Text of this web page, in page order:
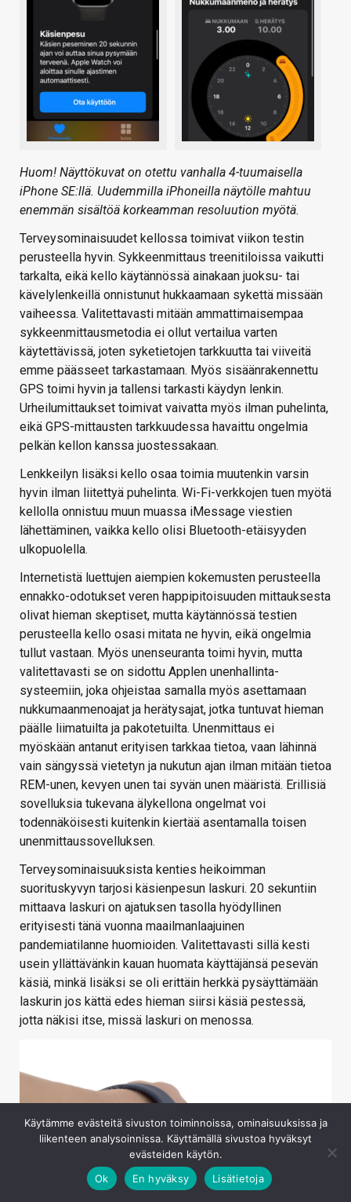
Huom! Näyttökuvat on otettu vanhalla 4-tuumaisella
iPhone SE:llä. Uudemmilla iPhoneilla näytölle mahtuu
enemmän sisältöä korkeamman resoluution myötä.
Terveysominaisuudet kellossa toimivat viikon testin
perusteella hyvin. Sykkeenmittaus treenitiloissa vaikutti
tarkalta, eikä kello käytännössä ainakaan juoksu- tai
kävelylenkeillä onnistunut hukkaamaan sykettä missään
vaiheessa. Valitettavasti mitään ammattimaisempaa
sykkeenmittausmetodia ei ollut vertailua varten
käytettävissä, joten syketietojen tarkkuutta tai viiveitä
emme päässeet tarkastamaan. Myös sisäänrakennettu
GPS toimi hyvin ja tallensi tarkasti käydyn lenkin.
Urheilumittaukset toimivat vaivatta myös ilman puhelinta,
eikä GPS-mittausten tarkkuudessa havaittu ongelmia
pelkän kellon kanssa juostessakaan.
Lenkkeilyn lisäksi kello osaa toimia muutenkin varsin
hyvin ilman liitettyä puhelinta. Wi-Fi-verkkojen tuen myötä
kellolla onnistuu muun muassa iMessage viestien
lähettäminen, vaikka kello olisi Bluetooth-etäisyyden
ulkopuolella.
Internetistä luettujen aiempien kokemusten perusteella
ennakko-odotukset veren happipitoisuuden mittauksesta
olivat hieman skeptiset, mutta käytännössä testien
perusteella kello osasi mitata ne hyvin, eikä ongelmia
tullut vastaan. Myös unenseuranta toimi hyvin, mutta
valitettavasti se on sidottu Applen unenhallinta-
systeemiin, joka ohjeistaa samalla myös asettamaan
nukkumaanmenoajat ja herätysajat, jotka tuntuvat hieman
päälle liimatuilta ja pakotetuilta. Unenmittaus ei
myöskään antanut erityisen tarkkaa tietoa, vaan lähinnä
vain sängyssä vietetyn ja nukutun ajan ilman mitään tietoa
REM-unen, kevyen unen tai syvän unen määristä. Erillisiä
sovelluksia tukevana älykellona ongelmat voi
todennäköisesti kuitenkin kiertää asentamalla toisen
unenmittaussovelluksen.
Terveysominaisuuksista kenties heikoimman
suorituskyvyn tarjosi käsienpesun laskuri. 20 sekuntiin
mittaava laskuri on ajatuksen tasolla hyödyllinen
erityisesti tänä vuonna maailmanlaajuinen
pandemiatilanne huomioiden. Valitettavasti sillä kesti
usein yllättävänkin kauan huomata käyttäjänsä pesevän
käsiä, minkä lisäksi se oli erittäin herkkä pysäyttämään
laskurin jos kättä edes hieman siirsi käsiä pestessä,
jotta näkisi itse, missä laskuri on menossa.
Käytämme evästeitä sivuston toiminnoissa, ominaisuuksissa ja
liikenteen analysoinnissa. Käyttämällä sivustoa hyväksyt
evästeiden käytön.
Ok
En hyväksy Lisätietoja